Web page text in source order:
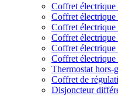
Coffret électrique
Coffret électrique
Coffret
Coffret
Coffret
Coffret électrique
Thermostat hors-
Coffret de
Disjoncteur